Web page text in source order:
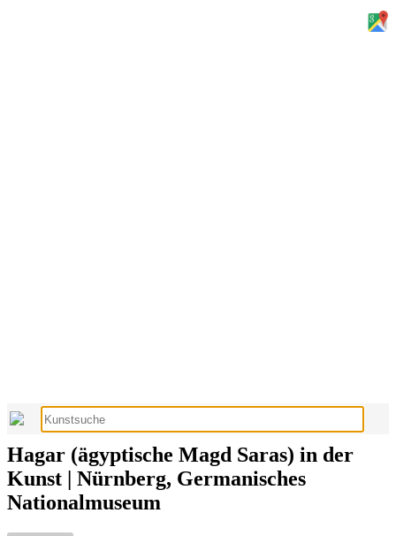
Hagar (ägyptische Magd Saras) in der
Kunst | Nürnberg, Germanisches
Nationalmuseum